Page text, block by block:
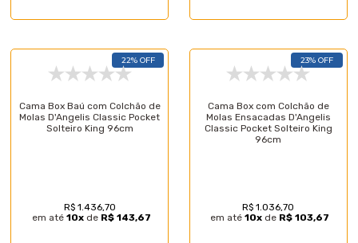
22% OFF
Cama Box Baú com Colchão de
Molas D'Angelis Classic Pocket
Solteiro King 96cm
R$ 1.436,70
em até 10xde R$ 143,67
23% OFF
Cama Box com Colchão de
Molas Ensacadas D'Angelis
Classic Pocket Solteiro King
96cm
R$ 1.036,70
em até10x de R$ 103,67